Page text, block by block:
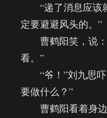
“递了消息应该
定要避避风头的。”
曹鹤阳笑，说：
看。”
“爷！”刘九思吓
要做什么？”
曹鹤阳看着身边